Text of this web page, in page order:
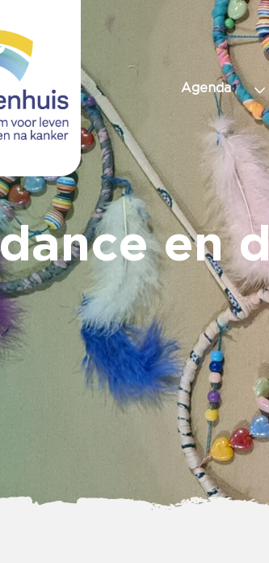
Agenda
en